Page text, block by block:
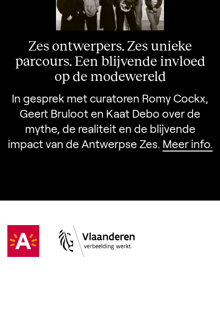
Zes ontwerpers. Zes unieke
parcours. Een blijvende invloed
op de modewereld
In gesprek met curatoren Romy Cockx,
Geert Bruloot en Kaat Debo over de
mythe, de realiteit en de blijvende
impact van de Antwerpse Zes. Meer info.
Visit Antwerpen
(Opent in een nieuw tabblad)
Vlaanderen
(Opent in een nieuw tabblad)